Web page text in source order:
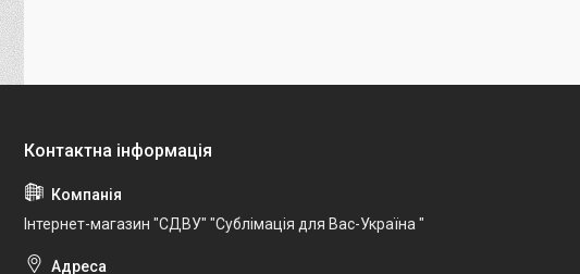
Інтернет-магазин "СДВУ" "Сублімація для Вас-Україна "